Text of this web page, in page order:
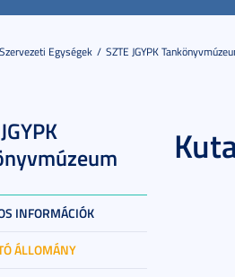
Szervezeti Egységek SZTE JGYPK
INFORMÁCIÓK
ÁLLOMÁNY